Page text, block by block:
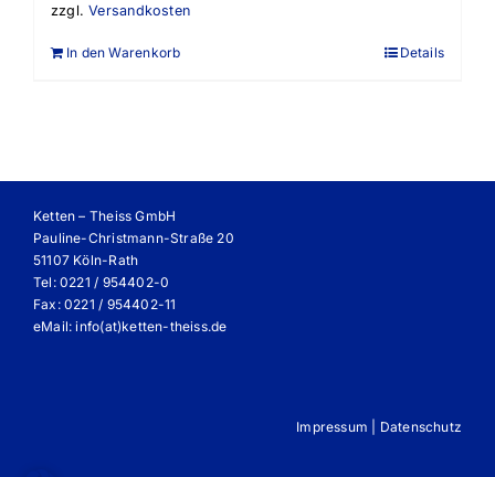
zzgl.Versandkosten
In den Warenkorb Details
Ketten – Theiss GmbH
Pauline-Christmann-Straße 20
51107 Köln-Rath
Tel: 0221 / 954402-0
Fax: 0221 / 954402-11
eMail:info(at)ketten-theiss.de
Impressum Datenschutz